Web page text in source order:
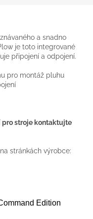
a snadno
je toto integrované
připojení a odpojení.
pro montáž pluhu
pro stroje kontaktujte
stránkách výrobce:
Edition